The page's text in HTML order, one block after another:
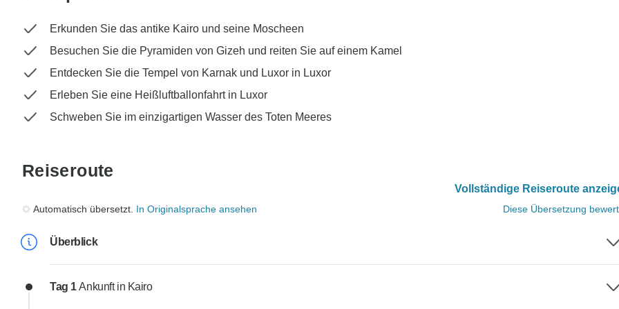
Erkunden Sie das antike Kairo und seine Moscheen
Besuchen Sie die Pyramiden von Gizeh und reiten Sie auf einem Kamel
Entdecken Sie die Tempel von Karnak und Luxor in Luxor
Erleben Sie eine Heißluftballonfahrt in Luxor
Schweben Sie im einzigartigen Wasser des Toten Meeres
Reiseroute
Vollständige Reiseroute
Automatisch übersetzt. In Originalsprache ansehen Diese Übersetzung
Überblick
Tag 1Ankunft in Kairo